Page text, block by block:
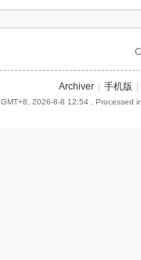
Archiver 手机版
GMT+8, 2026-8-8 12:54 , Processed